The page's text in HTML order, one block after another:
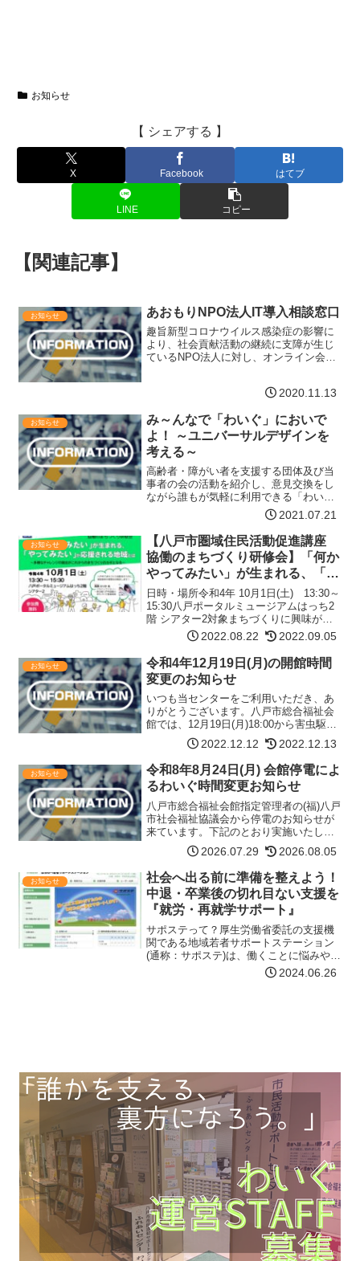
お知らせ
【 シェアする 】
X Facebook はてブ
LINE コピー
【関連記事】
お知らせ あおもりNPO法人IT導入相談窓口
趣旨新型コロナウイルス感染症の影響に
より、社会貢献活動の継続に支障が生じ
ているNPO法人に対し、オンライン会議
います。対象「新しい生活様式」の実践
ラ】
2020.11.13
お知らせ
み～んなで「わいぐ」においで
よ！ ～ユニバーサルデザインを
考える～
高齢者・障がい者を支援する団体及び当
事者の会の活動を紹介し、意見交換をし
ながら誰もが気軽に利用できる「わい
ぐ」について一緒に考えてみませんか？
会場八戸市総合福祉会館3階八戸市市民活
動サポートセンター「わいぐ」情報交流
サロン対象者 八戸市民活…【詳細はコチ
ラ】
2021.07.21
お知らせ
【八戸市圏域住民活動促進講座
協働のまちづくり研修会】「何か
やってみたい」が生まれる、「や
ってみたい」が応援される地域と
は
日時・場所令和4年 10月1日(土) 13:30～
15:30八戸ポータルミュージアムはっち2
階 シアター2対象まちづくりに興味があ
る方ならどなたでも参加できます事例発
表八戸市でまちづくり活動を行う方に、
実践事例や課題をお聞きします。【高森
…【詳細はコチラ】
2022.08.22 2022.09.05
お知らせ
令和4年12月19日(月)の開館時間
変更のお知らせ
いつも当センターをご利用いただき、あ
りがとうございます。八戸市総合福祉会
館では、12月19日(月)18:00から害虫駆
除・防除作業が行われます。それに伴
い、ふれあいセンターわいぐも以下のよ
うに開館時間を変更させていただきま
す。ご不便をおかけ…【詳細はコチラ】
2022.12.12 2022.12.13
お知らせ
令和8年8月24日(月) 会館停電によ
るわいぐ時間変更お知らせ
八戸市総合福祉会館指定管理者の(福)八戸
市社会福祉協議会から停電のお知らせが
来ています。下記のとおり実施いたしま
す。ご不便をおかけいたしますが、ご理
解のほどよろしくお願い申し上げます。
停電日時令和8年8月24日(月) 12:00～
14:00…【詳細はコチラ】
2026.07.29 2026.08.05
お知らせ
社会へ出る前に準備を整えよう！
中退・卒業後の切れ目ない支援を
『就労・再就学サポート』
サポステって？厚生労働省委託の支援機
関である地域若者サポートステーション
(通称：サポステ)は、働くことに悩みや不
安を抱えている15～49歳までの方たちと
じっくり向き合い、「働く力」の習得を
2024.06.26